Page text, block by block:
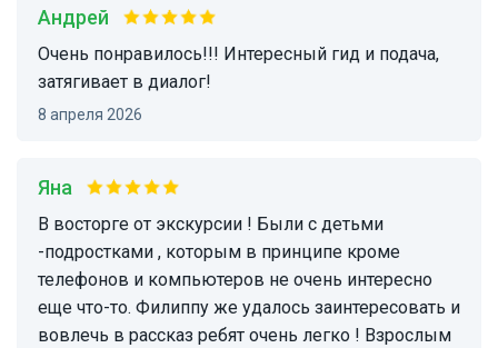
Андрей
Очень понравилось!!! Интересный гид и подача,
затягивает в диалог!
8 апреля 2026
Яна
В восторге от экскурсии ! Были с детьми
-подростками , которым в принципе кроме
телефонов и компьютеров не очень интересно
еще что-то. Филиппу же удалось заинтересовать и
вовлечь в рассказ ребят очень легко ! Взрослым